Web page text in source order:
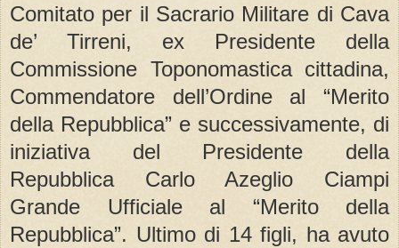
Comitato per il Sacrario Militare di Cava
de’ Tirreni, ex Presidente della
Commissione Toponomastica cittadina,
Commendatore dell’Ordine al “Merito
della Repubblica” e successivamente, di
iniziativa del Presidente della
Repubblica Carlo Azeglio Ciampi
Grande Ufficiale al “Merito della
Repubblica”. Ultimo di 14 figli, ha avuto